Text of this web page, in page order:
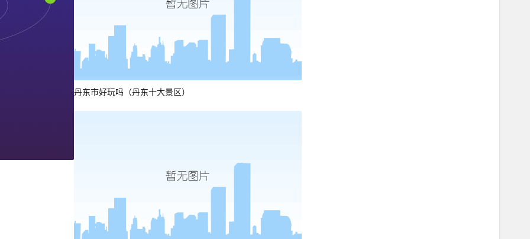
丹东市好玩吗（丹东十大景区）